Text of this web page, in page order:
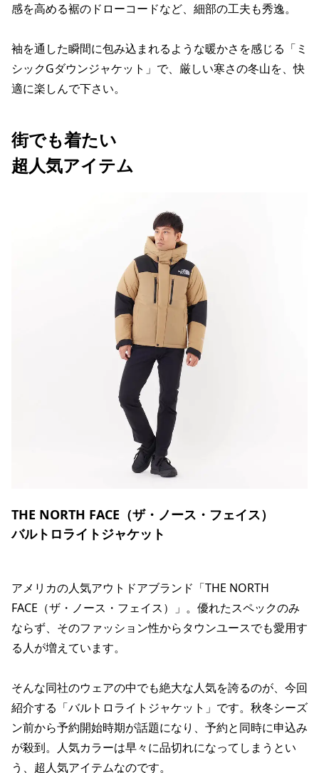
感を高める裾のドローコードなど、細部の工夫も秀逸。
袖を通した瞬間に包み込まれるような暖かさを感じる「ミ
シックGダウンジャケット」で、厳しい寒さの冬山を、快
適に楽しんで下さい。
街でも着たい
超人気アイテム
THE NORTH FACE（ザ・ノース・フェイス）
バルトロライトジャケット
アメリカの人気アウトドアブランド「THE NORTH
FACE（ザ・ノース・フェイス）」。優れたスペックのみ
ならず、そのファッション性からタウンユースでも愛用す
る人が増えています。
そんな同社のウェアの中でも絶大な人気を誇るのが、今回
紹介する「バルトロライトジャケット」です。秋冬シーズ
ン前から予約開始時期が話題になり、予約と同時に申込み
が殺到。人気カラーは早々に品切れになってしまうとい
う、超人気アイテムなのです。